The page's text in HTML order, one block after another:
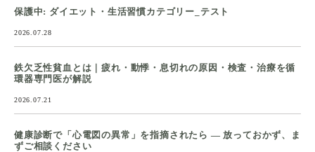
保護中: ダイエット・生活習慣カテゴリー_テスト
2026.07.28
鉄欠乏性貧血とは｜疲れ・動悸・息切れの原因・検査・治療を循
環器専門医が解説
2026.07.21
健康診断で「心電図の異常」を指摘されたら ― 放っておかず、ま
ずご相談ください